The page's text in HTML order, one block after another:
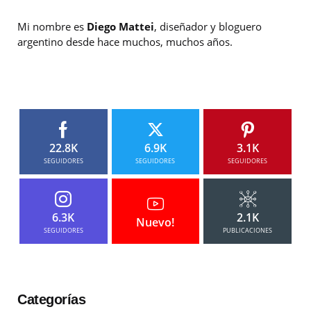
Mi nombre es Diego Mattei, diseñador y bloguero
argentino desde hace muchos, muchos años.
22.8K
SEGUIDORES
6.9K
SEGUIDORES
3.1K
SEGUIDORES
6.3K
SEGUIDORES
Nuevo! 2.1K
PUBLICACIONES
Categorías